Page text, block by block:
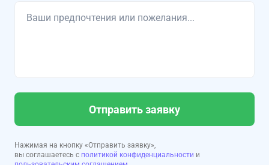
Отправить заявку
Нажимая на кнопку «Отправить заявку»,
вы соглашаетесь с политикой конфиденциальности и